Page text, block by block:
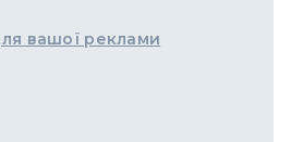
вашої реклами